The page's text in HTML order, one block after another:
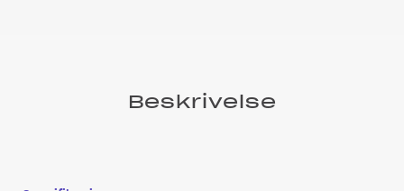
Beskrivelse